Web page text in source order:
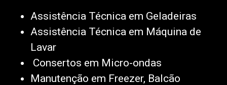
Assistência Técnica em Geladeiras
Assistência Técnica em Máquina de
Lavar
Consertos em Micro-ondas
Manutenção em Freezer, Balcão